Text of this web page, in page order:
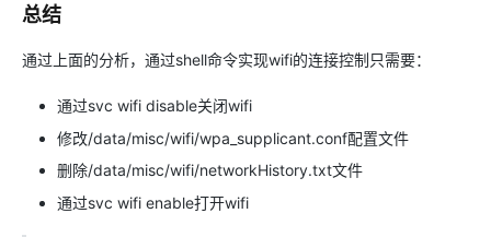
总结
通过上面的分析，通过shell命令实现wifi的连接控制只需要：
通过svc wifi disable关闭wifi
修改/data/misc/wifi/wpa_supplicant.conf配置文件
删除/data/misc/wifi/networkHistory.txt文件
通过svc wifi enable打开wifi